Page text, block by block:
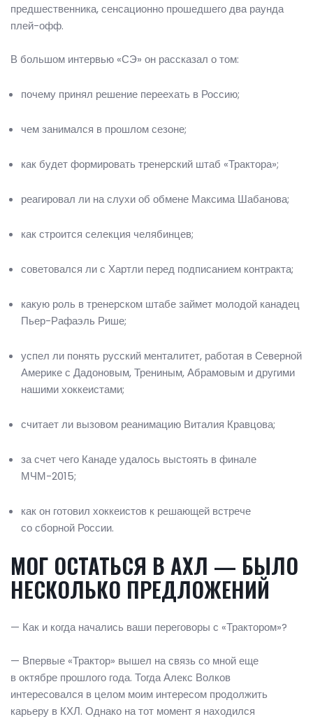
предшественника, сенсационно прошедшего два раунда
плей-офф.
В большом интервью «СЭ» он рассказал о том:
почему принял решение переехать в Россию;
чем занимался в прошлом сезоне;
как будет формировать тренерский штаб «Трактора»;
реагировал ли на слухи об обмене Максима Шабанова;
как строится селекция челябинцев;
советовался ли с Хартли перед подписанием контракта;
какую роль в тренерском штабе займет молодой канадец
Пьер-Рафаэль Рише;
успел ли понять русский менталитет, работая в Северной
Америке с Дадоновым, Трениным, Абрамовым и другими
нашими хоккеистами;
считает ли вызовом реанимацию Виталия Кравцова;
за счет чего Канаде удалось выстоять в финале
МЧМ-2015;
как он готовил хоккеистов к решающей встрече
со сборной России.
МОГ ОСТАТЬСЯ В АХЛ — БЫЛО
НЕСКОЛЬКО ПРЕДЛОЖЕНИЙ
— Как и когда начались ваши переговоры с «Трактором»?
— Впервые «Трактор» вышел на связь со мной еще
в октябре прошлого года. Тогда Алекс Волков
интересовался в целом моим интересом продолжить
карьеру в КХЛ. Однако на тот момент я находился